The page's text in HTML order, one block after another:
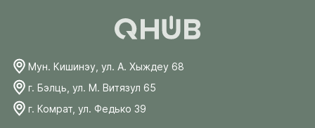
Мун. Кишинэу, ул. А. Хыждеу 68
г. Бэлць, ул. М. Витязул 65
г. Комрат, ул. Федько 39